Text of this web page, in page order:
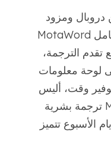
دروبال ومزود
الترجمة الخاص بك. يوفر تكامل MotaWord
تقدم الترجمة،
لوحة معلومات
وقت، أليس
كذلك؟ تمنحك MotaWord ترجمة بشرية
الأسبوع تتميز